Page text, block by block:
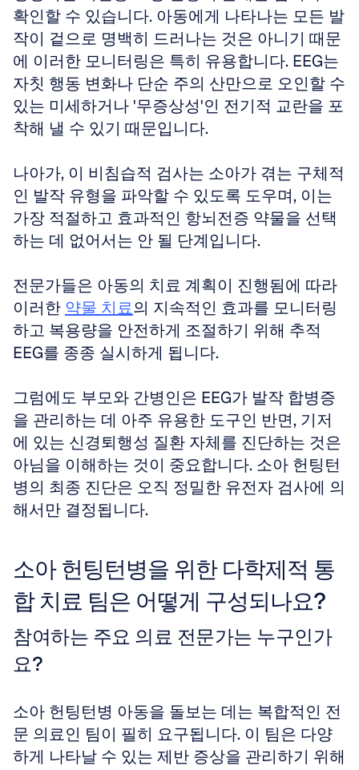
확인할 수 있습니다. 아동에게 나타나는 모든 발
작이 겉으로 명백히 드러나는 것은 아니기 때문
에 이러한 모니터링은 특히 유용합니다. EEG는
자칫 행동 변화나 단순 주의 산만으로 오인할 수
있는 미세하거나 '무증상성'인 전기적 교란을 포
착해 낼 수 있기 때문입니다.
나아가, 이 비침습적 검사는 소아가 겪는 구체적
인 발작 유형을 파악할 수 있도록 도우며, 이는
가장 적절하고 효과적인 항뇌전증 약물을 선택
하는 데 없어서는 안 될 단계입니다.
전문가들은 아동의 치료 계획이 진행됨에 따라
이러한 약물 치료의 지속적인 효과를 모니터링
하고 복용량을 안전하게 조절하기 위해 추적
EEG를 종종 실시하게 됩니다.
그럼에도 부모와 간병인은 EEG가 발작 합병증
을 관리하는 데 아주 유용한 도구인 반면, 기저
에 있는 신경퇴행성 질환 자체를 진단하는 것은
아님을 이해하는 것이 중요합니다. 소아 헌팅턴
병의 최종 진단은 오직 정밀한 유전자 검사에 의
해서만 결정됩니다.
소아 헌팅턴병을 위한 다학제적 통
합 치료 팀은 어떻게 구성되나요?
참여하는 주요 의료 전문가는 누구인가
요?
소아 헌팅턴병 아동을 돌보는 데는 복합적인 전
문 의료인 팀이 필히 요구됩니다. 이 팀은 다양
하게 나타날 수 있는 제반 증상을 관리하기 위해